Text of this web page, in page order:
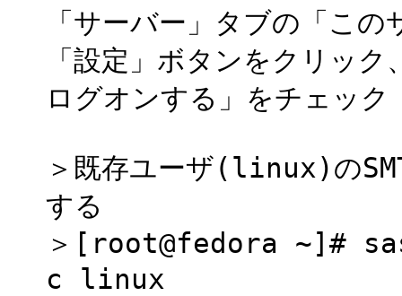
「サーバー」タブの「こ
「設定」ボタンをクリッ
ログオンする」をチェック
＞既存ユーザ(linux)の
する
＞[root@fedora ~]#
c linux